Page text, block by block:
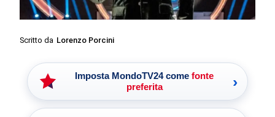
Scritto da Lorenzo Porcini
Imposta MondoTV24 come fonte
preferita
›